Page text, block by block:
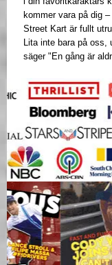
kommer vara på dig
Street Kart är fullt
Lita inte bara på oss,
säger "En gång är